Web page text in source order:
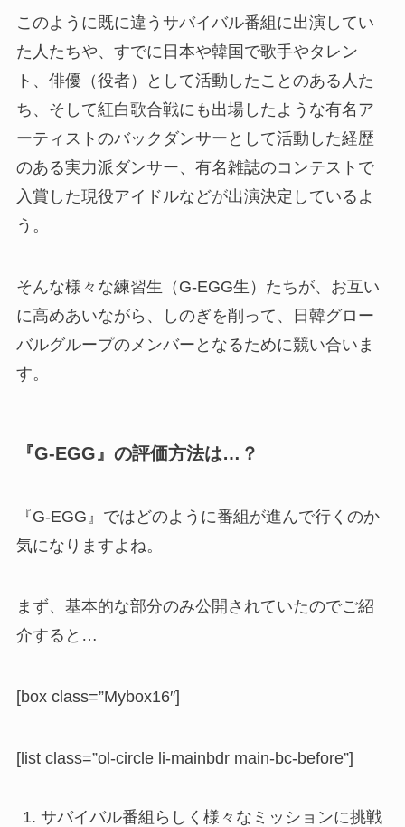
このように既に違うサバイバル番組に出演してい
た人たちや、すでに日本や韓国で歌手やタレン
ト、俳優（役者）として活動したことのある人た
ち、そして紅白歌合戦にも出場したような有名ア
ーティストのバックダンサーとして活動した経歴
のある実力派ダンサー、有名雑誌のコンテストで
入賞した現役アイドルなどが出演決定しているよ
う。
そんな様々な練習生（G-EGG生）たちが、お互い
に高めあいながら、しのぎを削って、日韓グロー
バルグループのメンバーとなるために競い合いま
す。
『G-EGG』の評価方法は…？
『G-EGG』ではどのように番組が進んで行くのか
気になりますよね。
まず、基本的な部分のみ公開されていたのでご紹
介すると…
[box class=”Mybox16″]
[list class=”ol-circle li-mainbdr main-bc-before”]
サバイバル番組らしく様々なミッションに挑戦